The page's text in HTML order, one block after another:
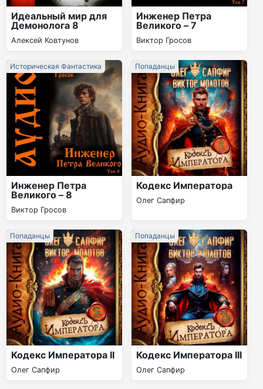
Идеальный мир для
Демонолога 8
Алексей Ковтунов
Инженер Петра
Великого – 7
Виктор Гросов
Инженер Петра
Великого – 8
Виктор Гросов
Историческая Фантастика
Кодекс Императора
Олег Сапфир
Попаданцы
Кодекс Императора II
Олег Сапфир
Попаданцы
Кодекс Императора III
Олег Сапфир
Попаданцы